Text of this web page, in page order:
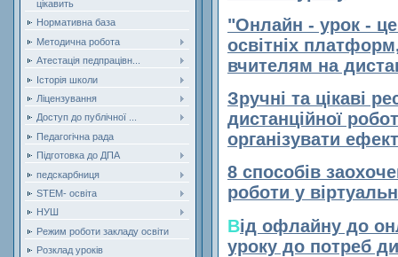
цікавить
Нормативна база
Методична робота
Атестація педпрацівн...
Історія школи
Ліцензування
Доступ до публічної ...
Педагогічна рада
Підготовка до ДПА
педскарбниця
STEM- освіта
НУШ
Режим роботи закладу освіти
Розклад уроків
"Онлайн - урок -
освітніх
вчителям на
Зручні та цікаві
дистанційної
організувати
8 способів
роботи у
Від офлайну до
уроку до потреб